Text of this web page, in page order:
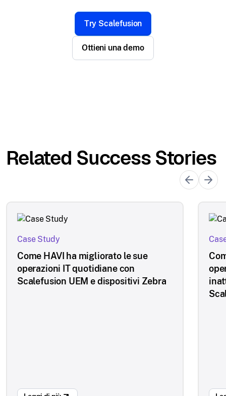
Try Scalefusion
Ottieni una demo
Related Success Stories
Case Study
Come HAVI ha migliorato le sue
operazioni IT quotidiane con
Scalefusion UEM e dispositivi Zebra